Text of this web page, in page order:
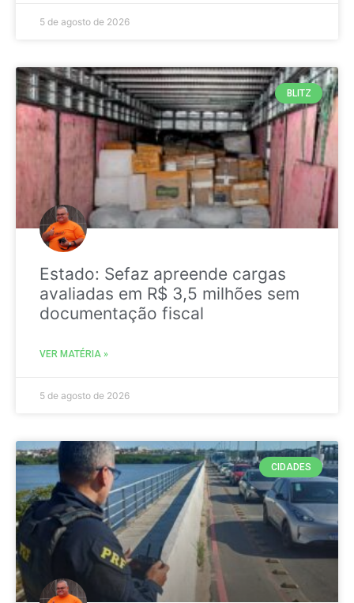
5 de agosto de 2026
BLITZ
Estado: Sefaz apreende cargas
avaliadas em R$ 3,5 milhões sem
documentação fiscal
VER MATÉRIA »
5 de agosto de 2026
CIDADES